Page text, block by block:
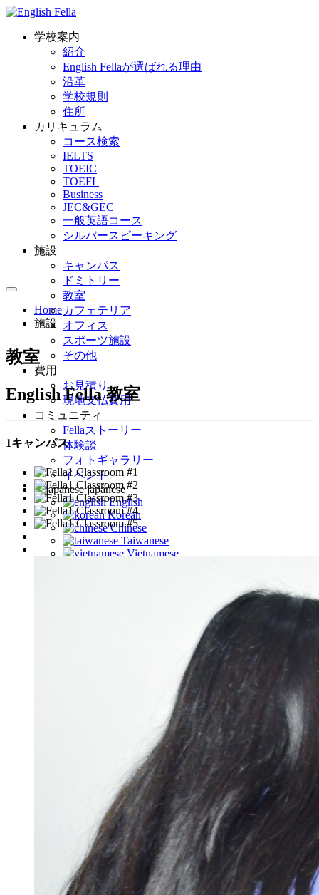
学校案内
紹介
English Fellaが選ばれる理由
沿革
学校規則
住所
カリキュラム
コース検索
IELTS
TOEIC
TOEFL
Business
JEC&GEC
一般英語コース
シルバースピーキング
施設
キャンパス
ドミトリー
教室
カフェテリア
オフィス
スポーツ施設
その他
費用
お見積り
現地支払費用
コミュニティ
Fellaストーリー
体験談
フォトギャラリー
イベント
japanese
English
Korean
Chinese
Taiwanese
Vietnamese
Home
施設
教室
English Fella 教室
1キャンパス